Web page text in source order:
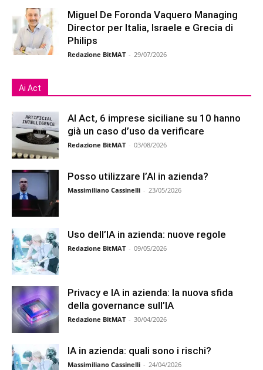
Miguel De Foronda Vaquero Managing
Director per Italia, Israele e Grecia di
Philips
Redazione BitMAT - 29/07/2026
Ai Act
AI Act, 6 imprese siciliane su 10 hanno
già un caso d’uso da verificare
Redazione BitMAT - 03/08/2026
Posso utilizzare l’AI in azienda?
Massimiliano Cassinelli - 23/05/2026
Uso dell’IA in azienda: nuove regole
Redazione BitMAT - 09/05/2026
Privacy e IA in azienda: la nuova sfida
della governance sull’IA
Redazione BitMAT - 30/04/2026
IA in azienda: quali sono i rischi?
Massimiliano Cassinelli - 24/04/2026